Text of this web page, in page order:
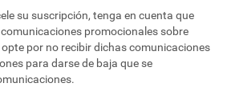
su suscripción, tenga en cuenta que
promocionales sobre
por no recibir dichas comunicaciones
para darse de baja que se